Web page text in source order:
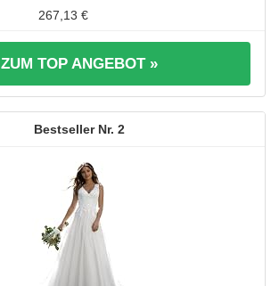
267,13 €
ZUM TOP ANGEBOT »
2